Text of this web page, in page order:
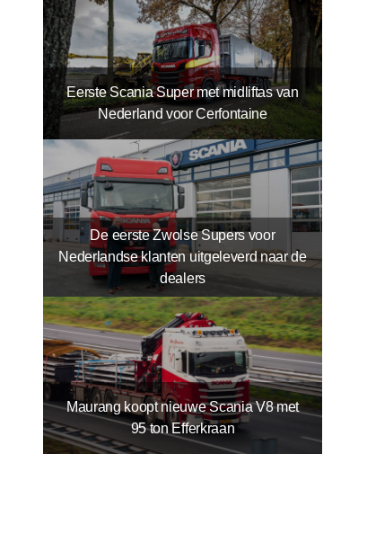
Eerste Scania Super met midliftas van
Nederland voor Cerfontaine
De eerste Zwolse Supers voor
Nederlandse klanten uitgeleverd naar de
dealers
Maurang koopt nieuwe Scania V8 met
95 ton Efferkraan